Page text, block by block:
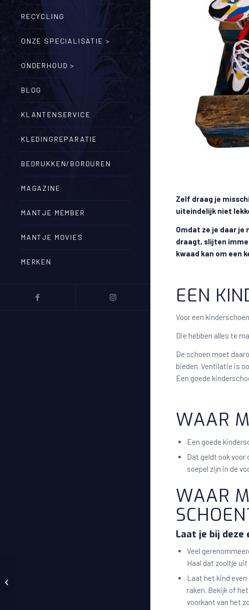
RECYCLING
ONZE SPECIALISATIE >
ONDERHOUD >
BLOG
KLANTENSERVICE
KLEDINGREPARATIE
BEDRUKKEN/BORDUREN
MAGAZINE
MANTJE MEMBER
MANTJE MOVIES
MERKEN
Zelf draag je
uiteindelijk niet
Omdat ze je daar
draagt, slijten
kwaad kan om een
EEN
Voor een
Die hebben alles te
De schoen moet
bieden. Ventilatie is
Een goede
WAAR
Een goede
Dat geldt ook
soepel zijn in de
WAAR
Laat je bij deze
Veel
Haal dat zooltje
Laat het kind
raken. Bekijk of
voorkant van het